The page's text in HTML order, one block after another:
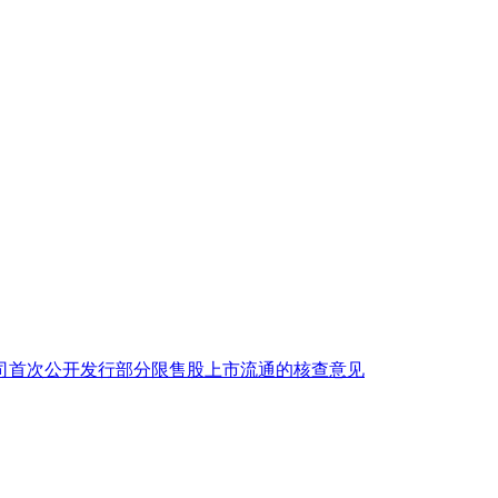
次公开发行部分限售股上市流通的核查意见